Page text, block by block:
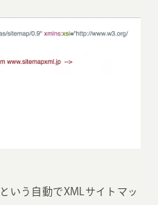
という自動でXMLサイトマッ